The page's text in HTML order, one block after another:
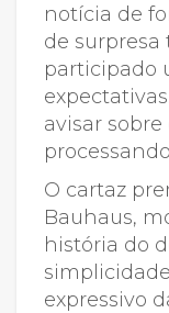
notícia de
de surpresa
participado
avisar
O cartaz
Bauhaus,
história do
expressivo